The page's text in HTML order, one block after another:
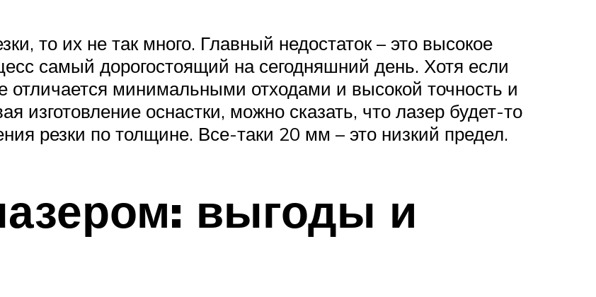
то их не так много. Главный недостаток – это высокое
самый дорогостоящий на сегодняшний день. Хотя если
отличается минимальными отходами и высокой точность и
изготовление оснастки, можно сказать, что лазер будет-то
резки по толщине. Все-таки 20 мм – это низкий предел.
выгоды и